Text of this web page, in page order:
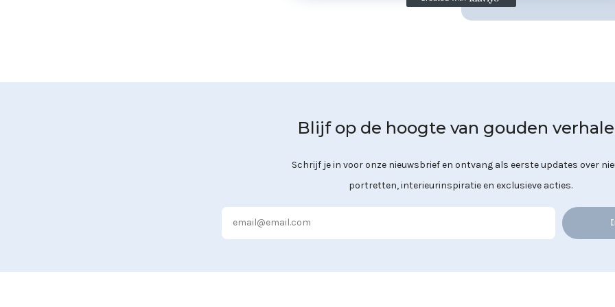
Blijf op de hoogte van gouden
Schrijf je in voor onze nieuwsbrief en ontvang als eerste updates over
portretten, interieurinspiratie en exclusieve acties.